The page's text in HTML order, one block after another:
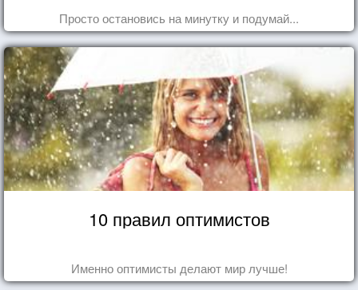
Просто остановись на минутку и подумай...
10 правил оптимистов
Именно оптимисты делают мир лучше!